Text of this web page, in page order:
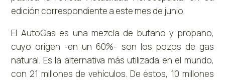
edición correspondiente a este mes de junio.
El AutoGas es una mezcla de butano y propano,
cuyo origen -en un 60%- son los pozos de gas
natural. Es la alternativa más utilizada en el mundo,
con 21 millones de vehículos. De éstos, 10 millones